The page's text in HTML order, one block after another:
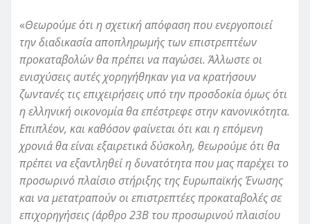
«Θεωρούμε ότι η σχετική απόφαση που ενεργοποιεί
την διαδικασία αποπληρωμής των επιστρεπτέων
προκαταβολών θα πρέπει να παγώσει. Άλλωστε οι
ενισχύσεις αυτές χορηγήθηκαν για να κρατήσουν
ζωντανές τις επιχειρήσεις υπό την προσδοκία όμως ότι
η ελληνική οικονομία θα επέστρεφε στην κανονικότητα.
Επιπλέον, και καθόσον φαίνεται ότι και η επόμενη
χρονιά θα είναι εξαιρετικά δύσκολη, θεωρούμε ότι θα
πρέπει να εξαντληθεί η δυνατότητα που μας παρέχει το
προσωρινό πλαίσιο στήριξης της Ευρωπαϊκής Ένωσης
και να μετατραπούν οι επιστρεπτέες προκαταβολές σε
επιχορηγήσεις (άρθρο 23Β του προσωρινού πλαισίου